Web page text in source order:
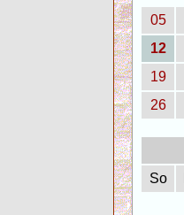
05
12
19
26
So